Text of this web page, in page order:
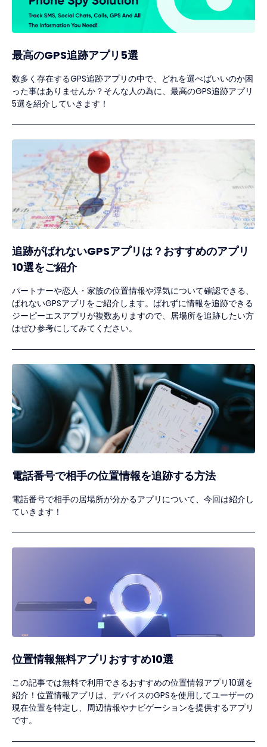
最高のGPS追跡アプリ5選
数多く存在するGPS追跡アプリの中で、どれを選べばいいのか困
った事はありませんか？そんな人の為に、最高のGPS追跡アプリ
5選を紹介していきます！
追跡がばれないGPSアプリは？おすすめのアプリ
10選をご紹介
パートナーや恋人・家族の位置情報や浮気について確認できる、
ばれないGPSアプリをご紹介します。ばれずに情報を追跡できる
ジーピーエスアプリが複数ありますので、居場所を追跡したい方
はぜひ参考にしてみてください。
電話番号で相手の位置情報を追跡する方法
電話番号で相手の居場所が分かるアプリについて、今回は紹介し
ていきます！
位置情報無料アプリおすすめ10選
この記事では無料で利用できるおすすめの位置情報アプリ10選を
紹介！位置情報アプリは、デバイスのGPSを使用してユーザーの
現在位置を特定し、周辺情報やナビゲーションを提供するアプリ
です。